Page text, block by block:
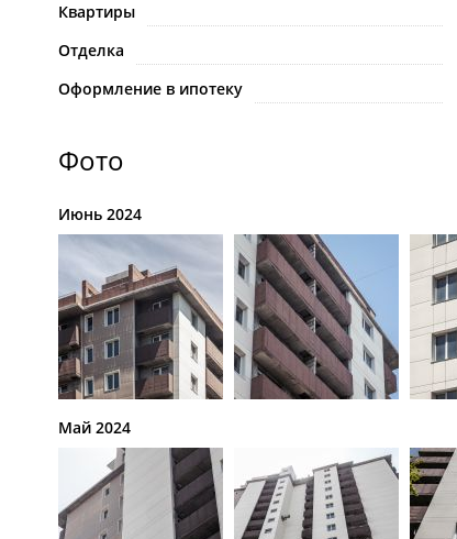
Квартиры
Отделка
Оформление в ипотеку
Фото
Июнь 2024
Май 2024